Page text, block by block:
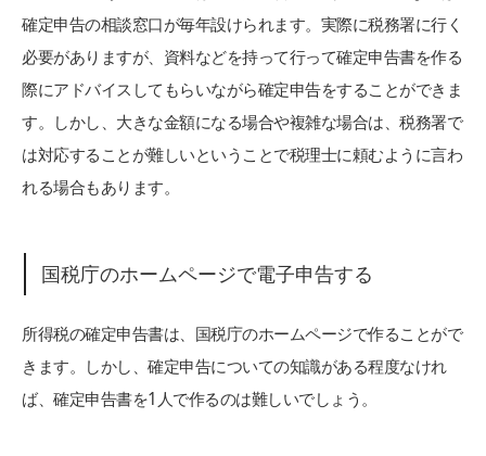
確定申告の相談窓口が毎年設けられます。実際に税務署に行く
必要がありますが、資料などを持って行って確定申告書を作る
際にアドバイスしてもらいながら確定申告をすることができま
す。しかし、大きな金額になる場合や複雑な場合は、税務署で
は対応することが難しいということで税理士に頼むように言わ
れる場合もあります。
国税庁のホームページで電子申告する
所得税の確定申告書は、国税庁のホームページで作ることがで
きます。しかし、確定申告についての知識がある程度なけれ
ば、確定申告書を1人で作るのは難しいでしょう。